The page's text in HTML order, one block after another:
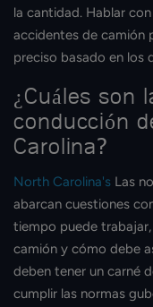
la cantidad. Hablar
accidentes de camión
preciso basado en los
¿Cuáles son
conducción
Carolina?
North Carolina's Las
abarcan cuestiones
tiempo puede
camión y cómo debe
deben tener un carné
cumplir las normas